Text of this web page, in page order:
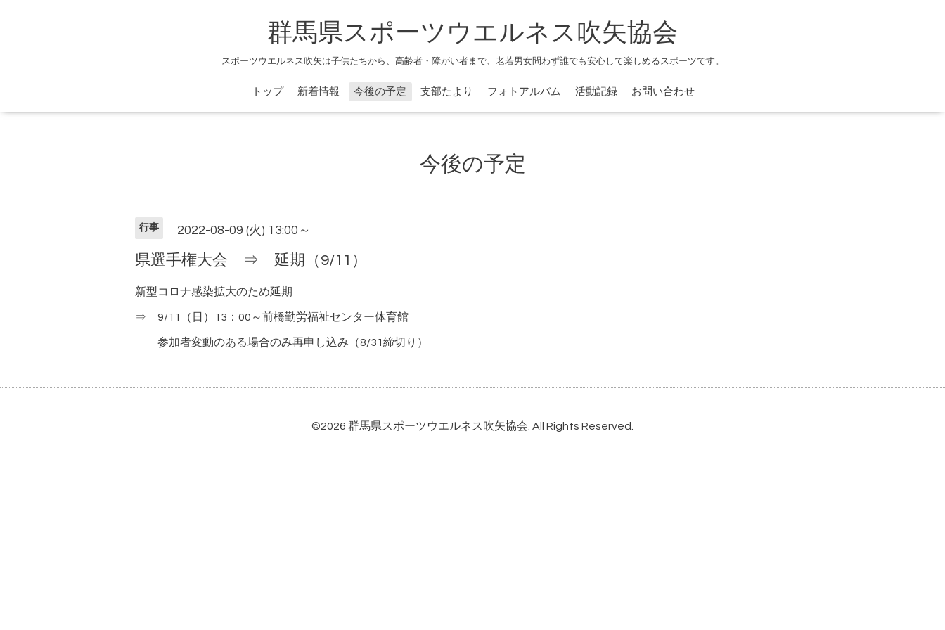
群馬県スポーツウエルネス吹矢協会
スポーツウエルネス吹矢は子供たちから、高齢者・障がい者まで、老若男女問わず誰でも安心して楽しめるスポーツです。
トップ 新着情報 今後の予定 支部たより フォトアルバム 活動記録 お問い合わせ
今後の予定
行事 2022-08-09 (火) 13:00～
県選手権大会 ⇒ 延期（9/11）
新型コロナ感染拡大のため延期
⇒ 9/11（日）13：00～前橋勤労福祉センター体育館
参加者変動のある場合のみ再申し込み（8/31締切り）
©2026 群馬県スポーツウエルネス吹矢協会. All Rights Reserved.